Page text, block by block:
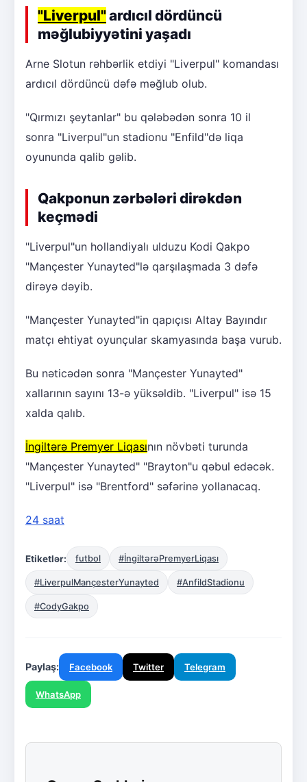
"Liverpul"ardıcıl dördüncü
məğlubiyyətini yaşadı
Arne Slotun rəhbərlik etdiyi "Liverpul" komandası
ardıcıl dördüncü dəfə məğlub olub.
"Qırmızı şeytanlar" bu qələbədən sonra 10 il
sonra "Liverpul"un stadionu "Enfild"də liqa
oyununda qalib gəlib.
Qakponun zərbələri dirəkdən
keçmədi
"Liverpul"un hollandiyalı ulduzu Kodi Qakpo
"Mançester Yunayted"lə qarşılaşmada 3 dəfə
dirəyə dəyib.
"Mançester Yunayted"in qapıçısı Altay Bayındır
matçı ehtiyat oyunçular skamyasında başa vurub.
Bu nəticədən sonra "Mançester Yunayted"
xallarının sayını 13-ə yüksəldib. "Liverpul" isə 15
xalda qalıb.
İngiltərə Premyer Liqasının növbəti turunda
"Mançester Yunayted" "Brayton"u qəbul edəcək.
"Liverpul" isə "Brentford" səfərinə yollanacaq.
24 saat
Etiketlər: futbol #İngiltərəPremyerLiqası
#LiverpulMançesterYunayted #AnfildStadionu
#CodyGakpo
Paylaş: Facebook Twitter Telegram
WhatsApp